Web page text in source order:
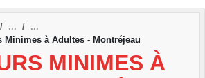
Minimes à Adultes - Montréjeau
MINIMES À